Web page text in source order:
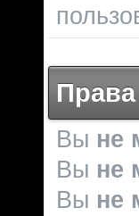
Вы не
Вы не
Вы не